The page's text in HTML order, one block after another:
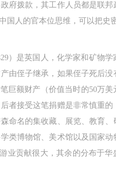
府拨款，其工作人员都是联
国人的官本位思维，可以把史
）是英国人，化学家和矿物
由侄子继承，如果侄子死后
巨额财产（价值当时的50万
者接受这笔捐赠是非常慎重
命名的集收藏、展览、教育
类博物馆、美术馆以及国家动
业贡献很大，其余的分布于